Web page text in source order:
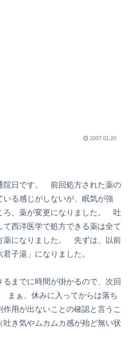
2007.01.20
院日です。 前回処方された薬の
る感じがしないが、眠気が強
ろ、薬が変更になりました。 吐
て西洋医学で処方できる薬は全て
薬になりました。 先ずは、以前
子湯」になりました。
までに時間が掛かるので、次回
まぁ、休みに入ってからは落ち
用が出ないことの確認と言うこ
き気やムカムカ感が殆ど無い状